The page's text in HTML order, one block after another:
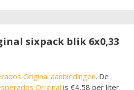
sixpack blik 6x0,33
Original aanbiedingen. De
Original is €4,58 per liter.